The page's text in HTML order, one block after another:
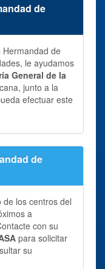
de
Hermandad de
le ayudamos
General de la
junto a la
efectuar este
de
los centros del
a
con su
para solicitar
su